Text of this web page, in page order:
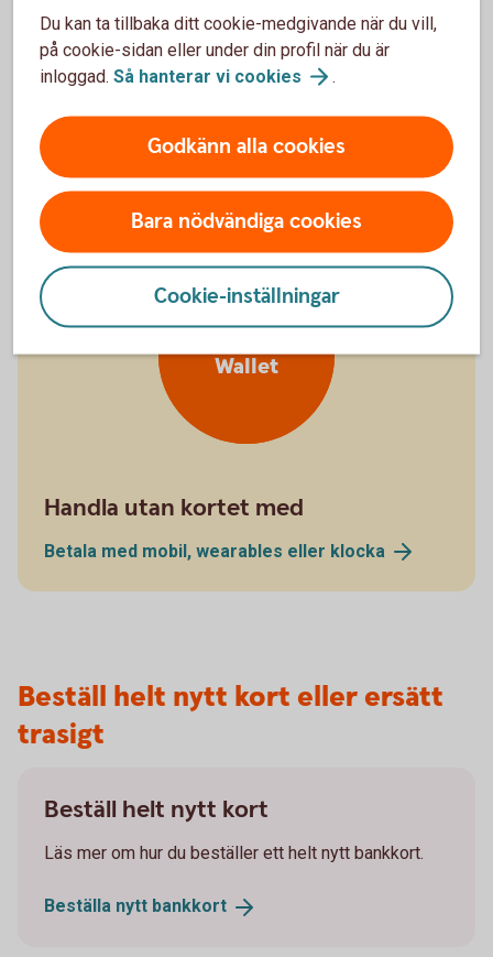
tillfälligt
Wallet
Handla utan kortet med
Betala med mobil, wearables eller klocka
Beställ helt nytt kort eller ersätt
trasigt
Beställ helt nytt kort
Läs mer om hur du beställer ett helt nytt bankkort.
Beställa nytt bankkort
Du kan ta tillbaka ditt cookie-medgivande när du vill,
på cookie-sidan eller under din profil när du är
inloggad. Så hanterar vi cookies .
Godkänn alla cookies
Bara nödvändiga cookies
Cookie-inställningar